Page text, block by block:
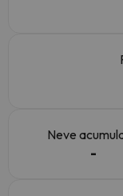
Neve
-